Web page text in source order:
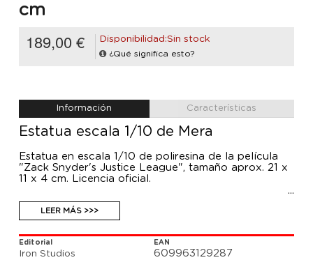
cm
189,00 € Disponibilidad:Sin stock
¿Qué significa esto?
Información Características
Estatua escala 1/10 de Mera
Estatua en escala 1/10 de poliresina de la película
"Zack Snyder's Justice League", tamaño aprox. 21 x
11 x 4 cm. Licencia oficial.
LEER MÁS >>>
Editorial
Iron Studios
EAN
609963129287